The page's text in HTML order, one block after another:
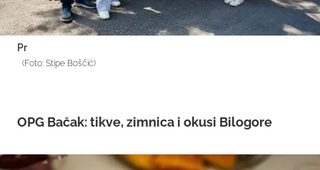
Pr
(Foto: Stipe Boščić)
OPG Bačak: tikve, zimnica i okusi Bilogore